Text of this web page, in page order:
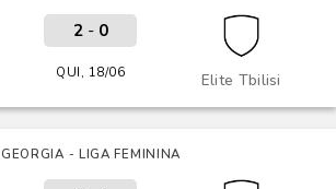
Elite Tbilisi
2- 0
QUI, 18/06
GEORGIA - LIGA FEMININA